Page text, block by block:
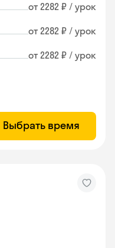
от 2282 ₽ / урок
от 2282 ₽ / урок
от 2282 ₽ / урок
Выбрать время